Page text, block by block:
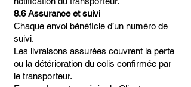
8.6 Assurance et suivi
Chaque envoi bénéficie d’un numéro de
suivi.
Les livraisons assurées couvrent la perte
ou la détérioration du colis confirmée par
le transporteur.